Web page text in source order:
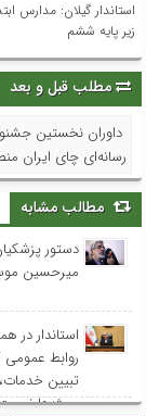
استاندار گیلان: مدارس
زیر پایه ششم
مطلب قبل و بعد
داوران نخستین
رسانه‌ای چای ایران
مطالب مشابه
دستور
میرحسین
استاندار در
روابط
تبیین
پروژه‌ها